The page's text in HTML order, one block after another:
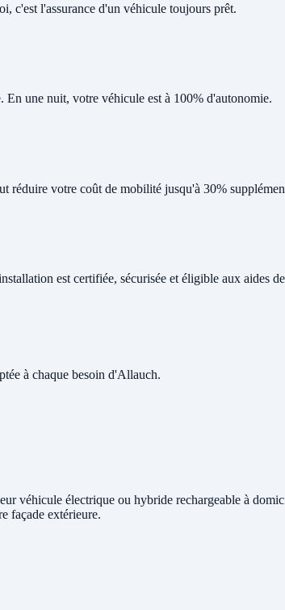
c'est l'assurance d'un véhicule toujours prêt.
une nuit, votre véhicule est à 100% d'autonomie.
réduire votre coût de mobilité jusqu'à 30%
est certifiée, sécurisée et éligible aux aides
à chaque besoin d'Allauch.
véhicule électrique ou hybride rechargeable à
façade extérieure.